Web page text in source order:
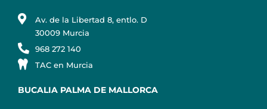
Av. de la Libertad 8, entlo. D
30009 Murcia
968 272 140
TAC en Murcia
BUCALIA PALMA DE MALLORCA